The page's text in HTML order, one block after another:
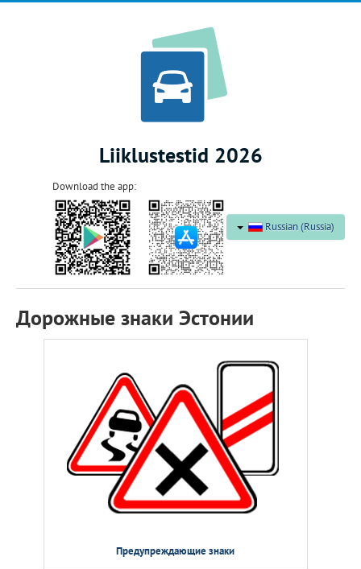
Liiklustestid 2026
Download the app:
Russian (Russia)
Дорожные знаки Эстонии
Предупреждающие знаки